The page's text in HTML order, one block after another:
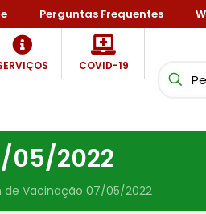
Perguntas Frequentes
COVID-19
05/2022
de Vacinação 07/05/2022